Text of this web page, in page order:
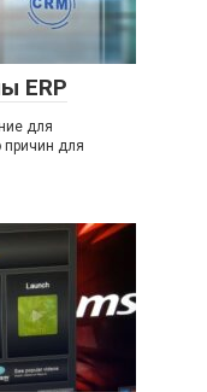
ERP
для
причин для